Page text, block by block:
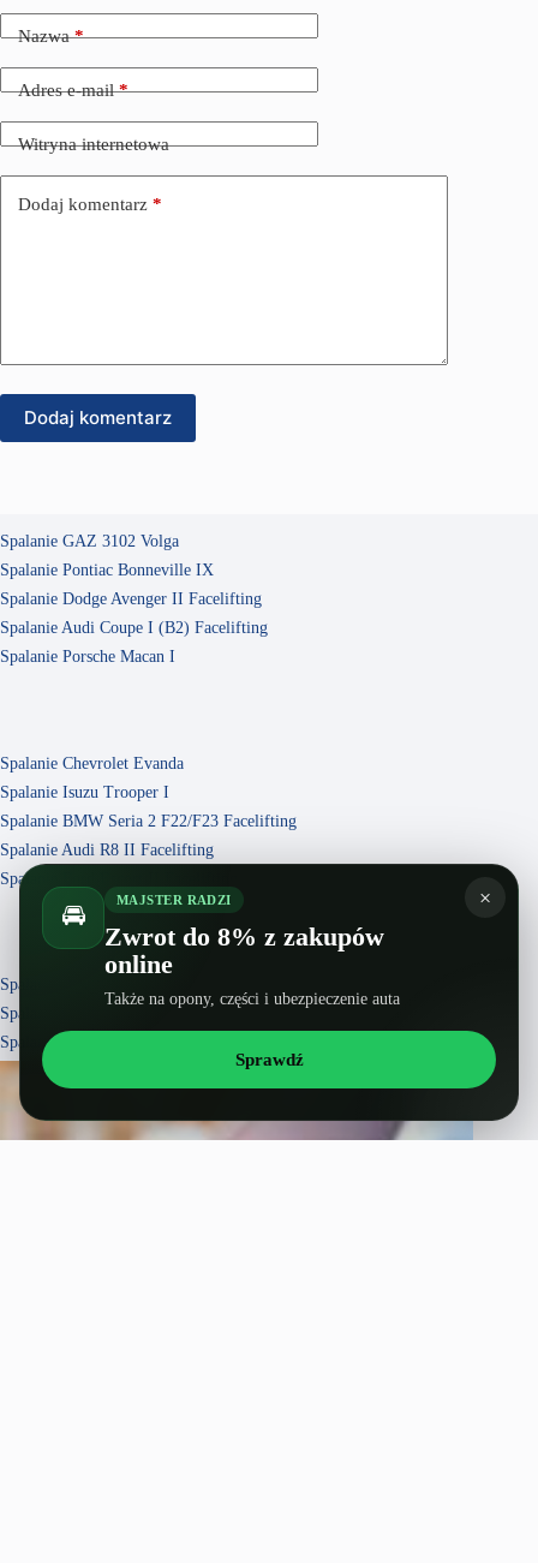
Nazwa*
Adres e-mail*
Witryna internetowa
Dodaj komentarz *
Dodaj komentarz
Spalanie GAZ 3102 Volga
Spalanie Pontiac Bonneville IX
Spalanie Dodge Avenger II Facelifting
Spalanie Audi Coupe I (B2) Facelifting
Spalanie Porsche Macan I
Spalanie Chevrolet Evanda
Spalanie Isuzu Trooper I
Spalanie BMW Seria 2 F22/F23 Facelifting
Spalanie Audi R8 II Facelifting
Spalanie Ford Escort II Facelifting
Spalanie Hyundai Atos I 2 Facelifting
Spalanie Lamborghini Diablo I
Spalanie Nissan Skyline V36
×
🚘 MAJSTER RADZI
Zwrot do 8% z zakupów
online
Także na opony, części i ubezpieczenie auta
Sprawdź